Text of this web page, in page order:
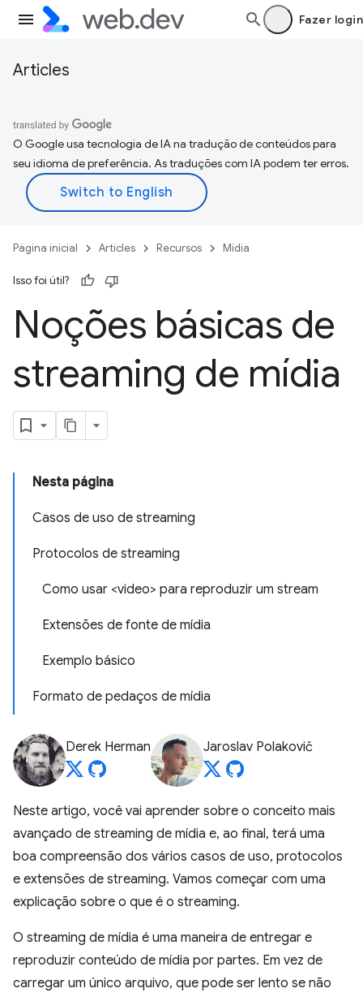
Fazer login
Articles
O Google usa tecnologia de IA na tradução de conteúdos para
seu idioma de preferência. As traduções com IA podem ter erros.
Página inicial Articles Recursos Mídia
Isso foi útil?
Noções básicas de
streaming de mídia
Nesta página
Casos de uso de streaming
Protocolos de streaming
Como usar <video> para reproduzir um stream
Extensões de fonte de mídia
Exemplo básico
Formato de pedaços de mídia
Derek Herman Jaroslav Polakovič
Neste artigo, você vai aprender sobre o conceito mais
avançado de streaming de mídia e, ao final, terá uma
boa compreensão dos vários casos de uso, protocolos
e extensões de streaming. Vamos começar com uma
explicação sobre o que é o streaming.
O streaming de mídia é uma maneira de entregar e
reproduzir conteúdo de mídia por partes. Em vez de
carregar um único arquivo, que pode ser lento se não